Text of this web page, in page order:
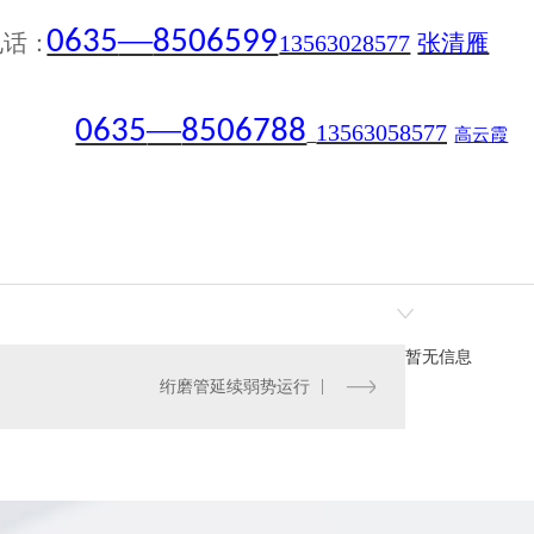
：0635—850659913563028577 张清雁
0635—8506788 13563058577 高云霞
绗磨管延续弱势运行
暂无信息